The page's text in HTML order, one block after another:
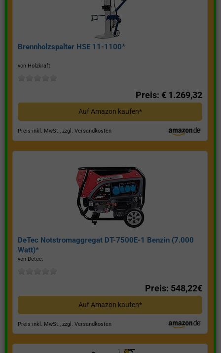
Brennholzspalter HSE 11-1100*
von Holzkraft
Preis: € 1.269,32
Auf Amazon kaufen*
Preis inkl. MwSt., zzgl. Versandkosten
DeTec Notstromaggregat DT-7500E-1 Benzin (7.000
Watt)*
von Detec.
Preis: 548,22€
Auf Amazon kaufen*
Preis inkl. MwSt., zzgl. Versandkosten